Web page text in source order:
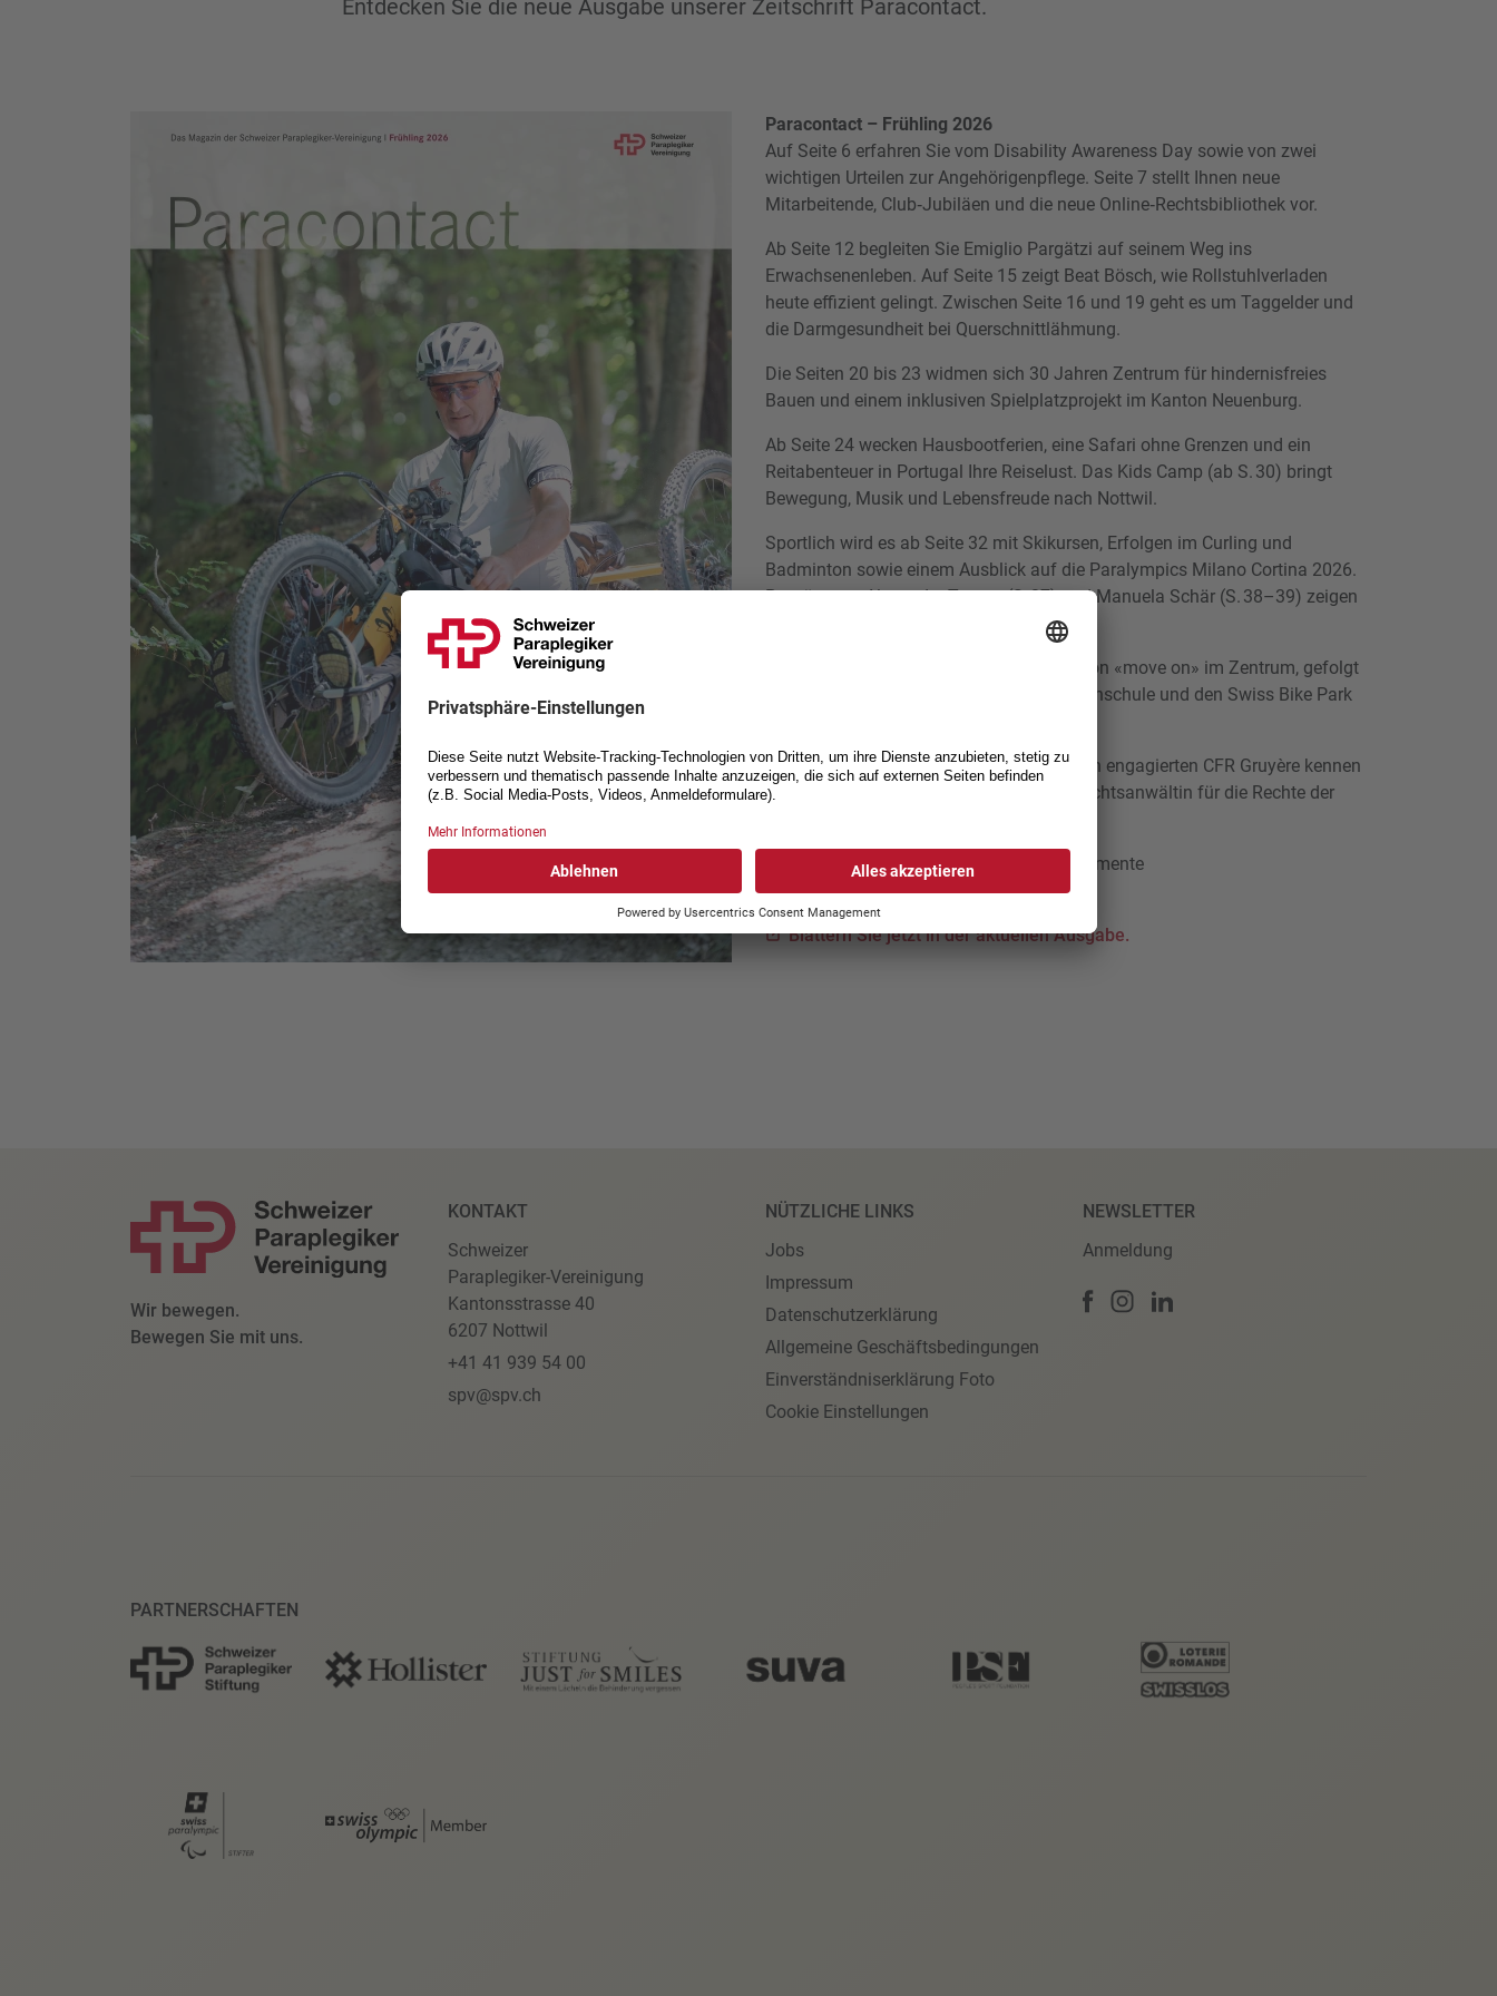
Entdecken Sie die neue Ausgabe unserer Zeitschrift Paracontact.
Paracontact – Frühling 2026
Auf Seite 6 erfahren Sie vom Disability Awareness Day sowie von zwei
wichtigen Urteilen zur Angehörigenpflege. Seite 7 stellt Ihnen neue
Mitarbeitende, Club‑Jubiläen und die neue Online‑Rechtsbibliothek vor.
Ab Seite 12 begleiten Sie Emiglio Pargätzi auf seinem Weg ins
Erwachsenenleben. Auf Seite 15 zeigt Beat Bösch, wie Rollstuhlverladen
heute effizient gelingt. Zwischen Seite 16 und 19 geht es um Taggelder und
die Darmgesundheit bei Querschnittlähmung.
Die Seiten 20 bis 23 widmen sich 30 Jahren Zentrum für hindernisfreies
Bauen und einem inklusiven Spielplatzprojekt im Kanton Neuenburg.
Ab Seite 24 wecken Hausbootferien, eine Safari ohne Grenzen und ein
Reitabenteuer in Portugal Ihre Reiselust. Das Kids Camp (ab S. 30) bringt
Bewegung, Musik und Lebensfreude nach Nottwil.
Sportlich wird es ab Seite 32 mit Skikursen, Erfolgen im Curling und
Badminton sowie einem Ausblick auf die Paralympics Milano Cortina 2026.
Porträts von Alexandre Tornay (S. 37) und Manuela Schär (S. 38–39) zeigen
Auf Seite 40 steht die Tessiner Ausgabe von «move on» im Zentrum, gefolgt
von Einblicken in die Spitzensport‑Rekrutenschule und den Swiss Bike Park
Zum Abschluss lernen Sie auf Seite 49 den engagierten CFR Gruyère kennen
und auf Seite 50 Claudia Kobel, die als Rechtsanwältin für die Rechte der
Wir wünschen Ihnen inspirierende Lesemomente
Ihr Kommunikationsteam der SPV
Blättern Sie jetzt in der aktuellen Ausgabe.
Wir bewegen.
Bewegen Sie mit uns.
KONTAKT
Schweizer
Paraplegiker-Vereinigung
Kantonsstrasse 40
6207 Nottwil
+41 41 939 54 00
spv@spv.ch
NÜTZLICHE LINKS
Jobs
Impressum
Datenschutzerklärung
Allgemeine Geschäftsbedingungen
Einverständniserklärung Foto
Cookie Einstellungen
NEWSLETTER
Anmeldung
PARTNERSCHAFTEN